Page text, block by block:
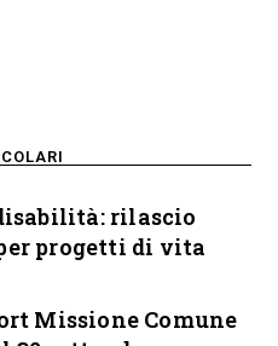
rilascio
progetti di vita
Missione Comune